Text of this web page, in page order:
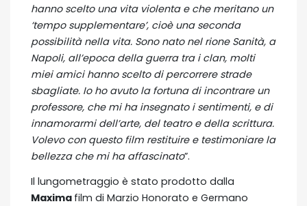
hanno scelto una vita violenta e che meritano un
‘tempo supplementare’, cioè una seconda
possibilità nella vita. Sono nato nel rione Sanità, a
Napoli, all’epoca della guerra tra i clan, molti
miei amici hanno scelto di percorrere strade
sbagliate. Io ho avuto la fortuna di incontrare un
professore, che mi ha insegnato i sentimenti, e di
innamorarmi dell’arte, del teatro e della scrittura.
Volevo con questo film restituire e testimoniare la
bellezza che mi ha affascinato”.
Il lungometraggio è stato prodotto dalla
Maxima film di Marzio Honorato e Germano